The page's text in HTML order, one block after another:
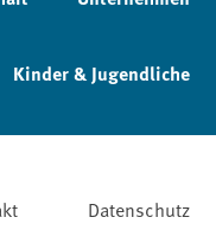
Kinder & Jugendliche
Datenschutz